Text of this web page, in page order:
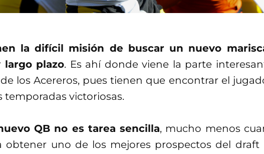
la difícil misión de buscar un nuevo
largo plazo. Es ahí donde viene la parte
los Acereros, pues tienen que encontrar el
temporadas victoriosas.
QB no es tarea sencilla, mucho menos
obtener uno de los mejores prospectos del draft